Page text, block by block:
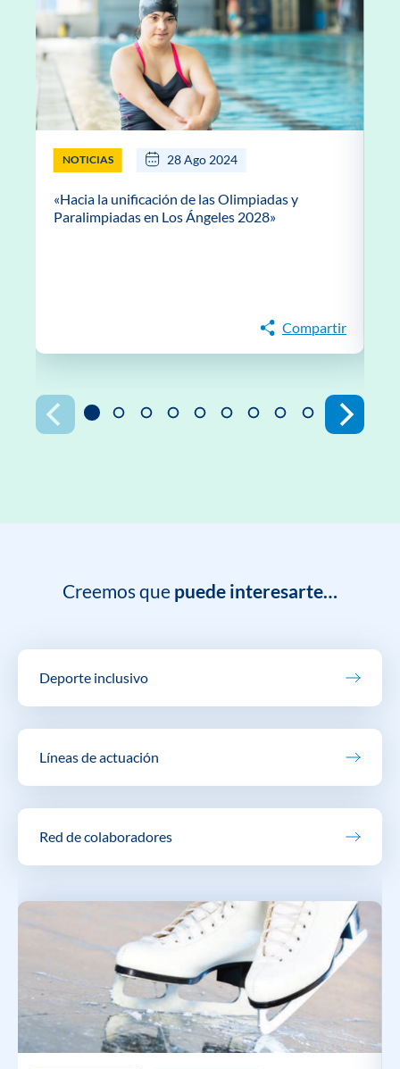
NOTICIAS 28 Ago 2024
«Hacia la unificación de las Olimpiadas y
Paralimpiadas en Los Ángeles 2028»
Compartir
Creemos que puede interesarte…
Deporte inclusivo
Líneas de actuación
Red de colaboradores